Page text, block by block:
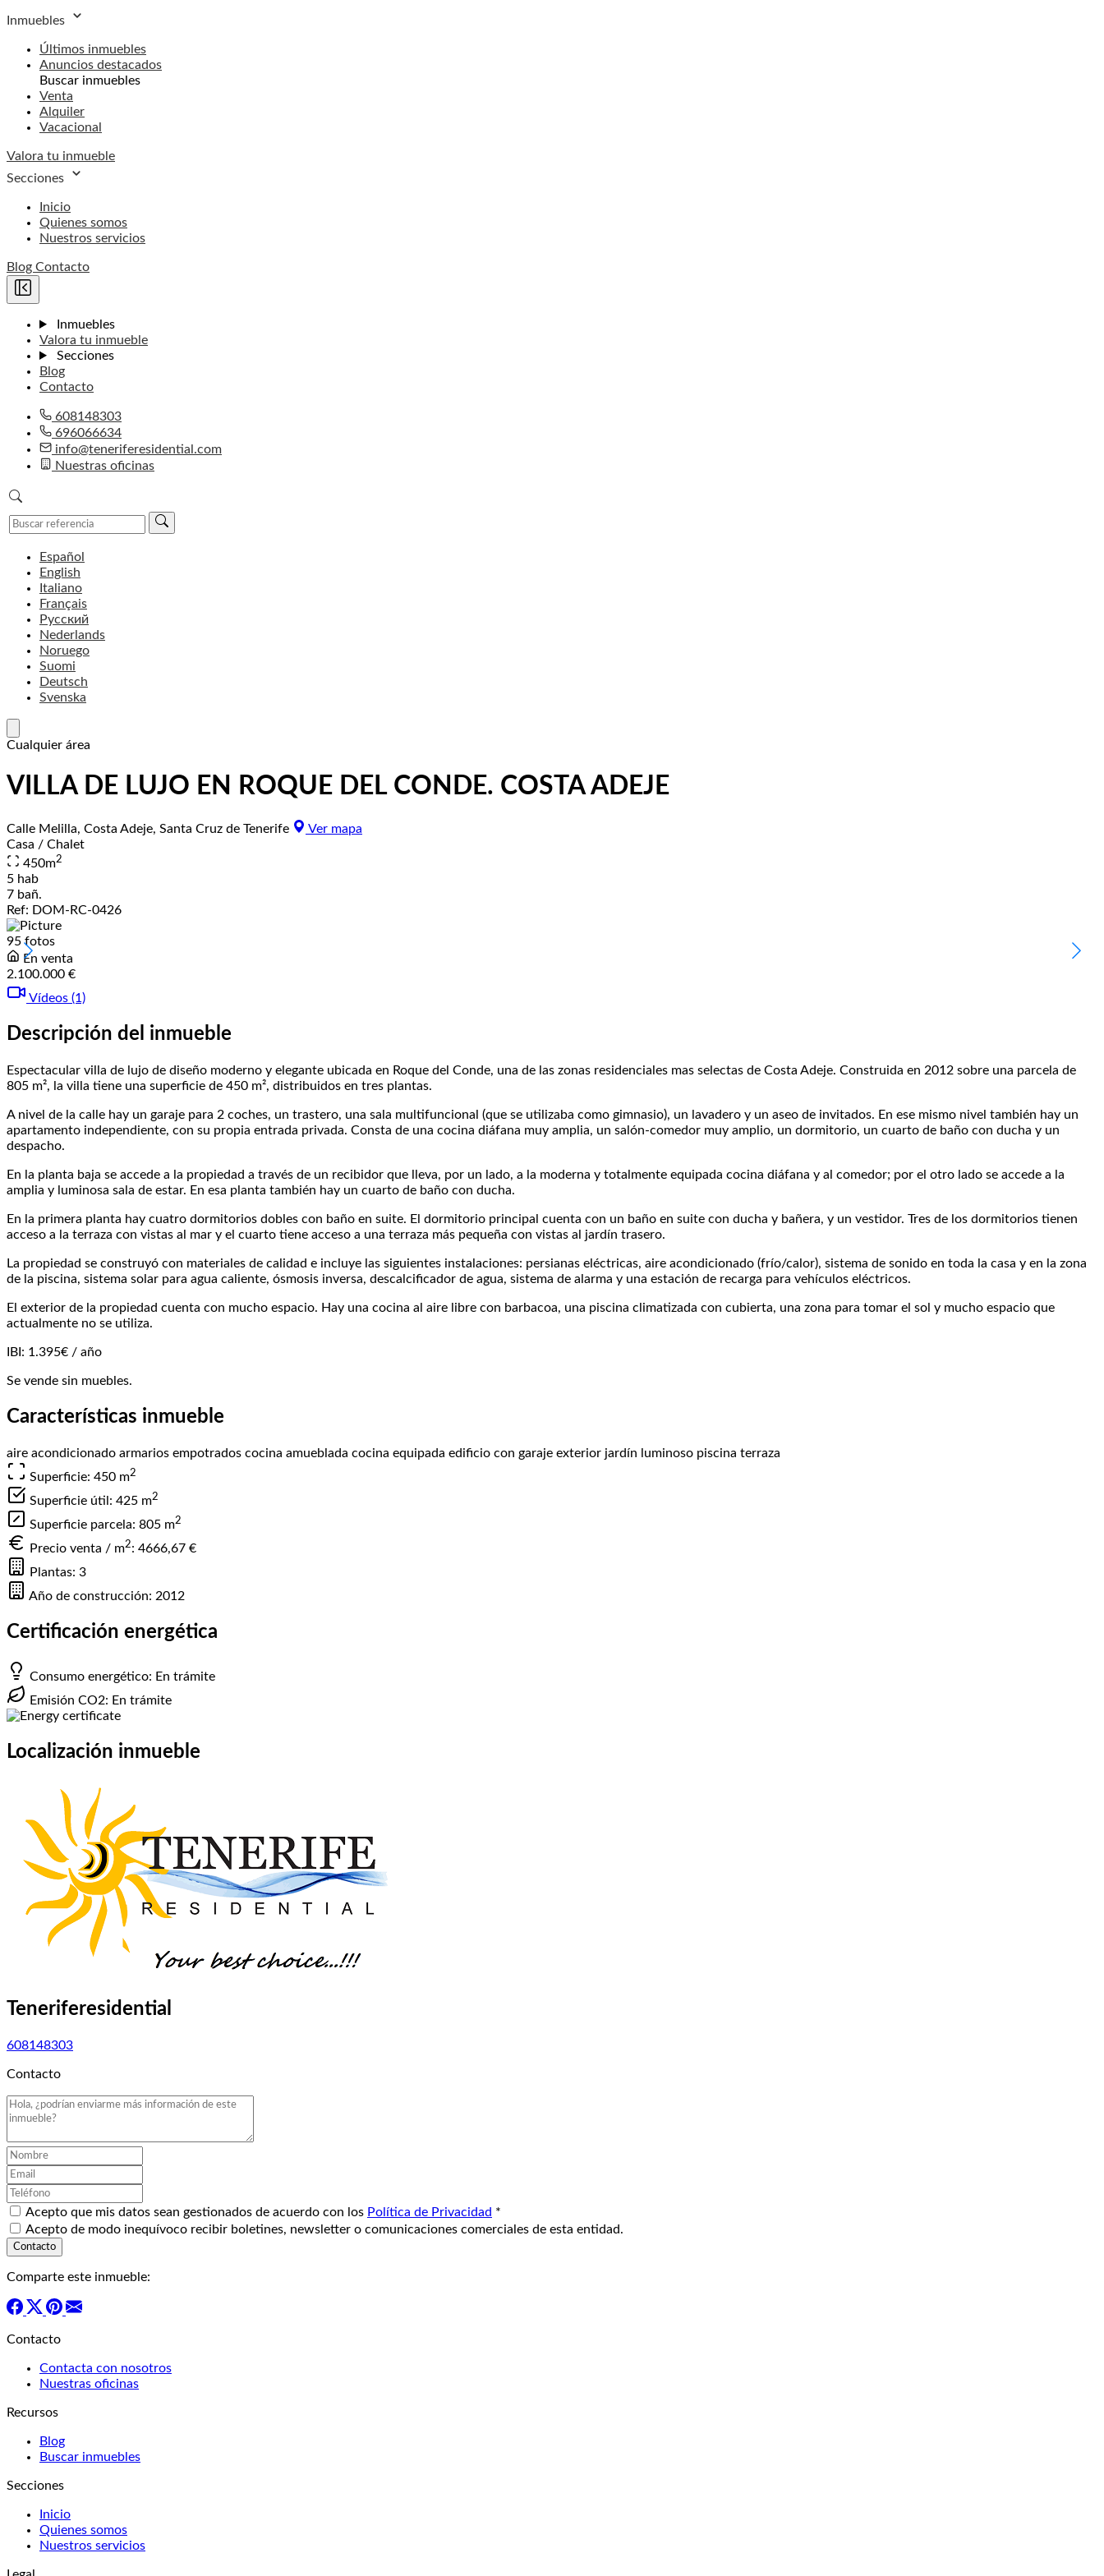
Inmuebles
Últimos inmuebles
Anuncios destacados
Buscar inmuebles
Venta
Alquiler
Vacacional
Valora tu inmueble
Secciones
Inicio
Quienes somos
Nuestros servicios
Blog Contacto
Inmuebles
Valora tu inmueble
Secciones
Blog
Contacto
608148303
696066634
info@teneriferesidential.com
Nuestras oficinas
Español
English
Italiano
Français
Русский
Nederlands
Noruego
Suomi
Deutsch
Svenska
Cualquier área
VILLA DE LUJO EN ROQUE DEL CONDE. COSTA ADEJE
Calle Melilla, Costa Adeje, Santa Cruz de Tenerife
Ver mapa
Casa / Chalet
450m2
5 hab
7 bañ.
Ref: DOM-RC-0426
95 fotos
En venta
2.100.000 €
Vídeos (1)
Descripción del inmueble
Espectacular villa de lujo de diseño moderno y elegante ubicada en Roque del Conde, una de las zonas residenciales mas selectas de Costa Adeje. Construida en 2012 sobre una parcela de
805 m², la villa tiene una superficie de 450 m², distribuidos en tres plantas.
A nivel de la calle hay un garaje para 2 coches, un trastero, una sala multifuncional (que se utilizaba como gimnasio), un lavadero y un aseo de invitados. En ese mismo nivel también hay un
apartamento independiente, con su propia entrada privada. Consta de una cocina diáfana muy amplia, un salón-comedor muy amplio, un dormitorio, un cuarto de baño con ducha y un
despacho.
En la planta baja se accede a la propiedad a través de un recibidor que lleva, por un lado, a la moderna y totalmente equipada cocina diáfana y al comedor; por el otro lado se accede a la
amplia y luminosa sala de estar. En esa planta también hay un cuarto de baño con ducha.
En la primera planta hay cuatro dormitorios dobles con baño en suite. El dormitorio principal cuenta con un baño en suite con ducha y bañera, y un vestidor. Tres de los dormitorios tienen
acceso a la terraza con vistas al mar y el cuarto tiene acceso a una terraza más pequeña con vistas al jardín trasero.
La propiedad se construyó con materiales de calidad e incluye las siguientes instalaciones: persianas eléctricas, aire acondicionado (frío/calor), sistema de sonido en toda la casa y en la zona
de la piscina, sistema solar para agua caliente, ósmosis inversa, descalcificador de agua, sistema de alarma y una estación de recarga para vehículos eléctricos.
El exterior de la propiedad cuenta con mucho espacio. Hay una cocina al aire libre con barbacoa, una piscina climatizada con cubierta, una zona para tomar el sol y mucho espacio que
actualmente no se utiliza.
IBI: 1.395€ / año
Se vende sin muebles.
Características inmueble
aire acondicionado armarios empotrados cocina amueblada cocina equipada edificio con garaje exterior jardín luminoso piscina terraza
Superficie: 450 m2
Superficie útil: 425 m2
Superficie parcela: 805 m2
Precio venta / m2: 4666,67 €
Plantas: 3
Año de construcción: 2012
Certificación energética
Consumo energético: En trámite
Emisión CO2: En trámite
Localización inmueble
Teneriferesidential
608148303
Contacto
Acepto que mis datos sean gestionados de acuerdo con los Política de Privacidad *
Acepto de modo inequívoco recibir boletines, newsletter o comunicaciones comerciales de esta entidad.
Comparte este inmueble:
Contacto
Contacta con nosotros
Nuestras oficinas
Recursos
Blog
Buscar inmuebles
Secciones
Inicio
Quienes somos
Nuestros servicios